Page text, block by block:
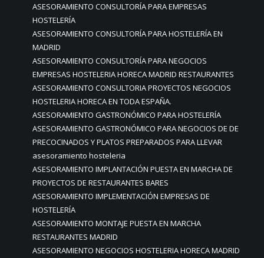
ASESORAMIENTO CONSULTORÍA PARA EMPRESAS
HOSTELERÍA
ASESORAMIENTO CONSULTORÍA PARA HOSTELERÍA EN
MADRID
ASESORAMIENTO CONSULTORÍA PARA NEGOCIOS
EMPRESAS HOSTELERIA HORECA MADRID RESTAURANTES
ASESORAMIENTO CONSULTORIA PROYECTOS NEGOCIOS
HOSTELERIA HORECA EN TODA ESPAÑA.
ASESORAMIENTO GASTRONÓMICO PARA HOSTELERÍA
ASESORAMIENTO GASTRONÓMICO PARA NEGOCIOS DE DE
PRECOCINADOS Y PLATOS PREPARADOS PARA LLEVAR
asesoramiento hosteleria
ASESORAMIENTO IMPLANTACIÓN PUESTA EN MARCHA DE
PROYECTOS DE RESTAURANTES BARES
ASESORAMIENTO IMPLEMENTACIÓN EMPRESAS DE
HOSTELERÍA
ASESORAMIENTO MONTAJE PUESTA EN MARCHA
RESTAURANTES MADRID
ASESORAMIENTO NEGOCIOS HOSTELERIA HORECA MADRID